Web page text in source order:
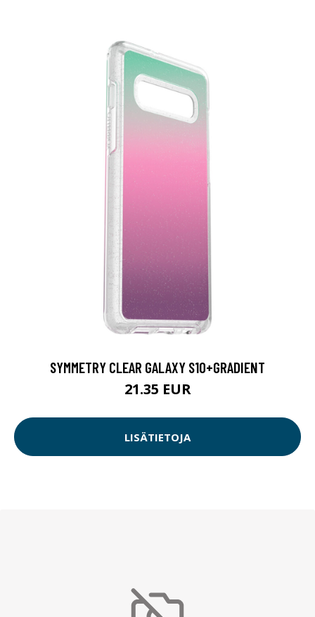
SYMMETRY CLEAR GALAXY S10+GRADIENT
21.35 EUR
LISÄTIETOJA